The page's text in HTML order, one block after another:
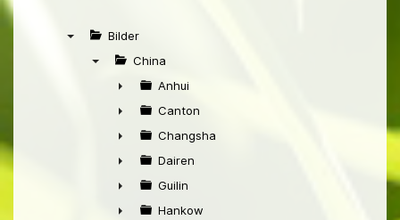
Bilder
China
►
Anhui
►
Canton
►
Changsha
►
Dairen
►
Guilin
Hankow